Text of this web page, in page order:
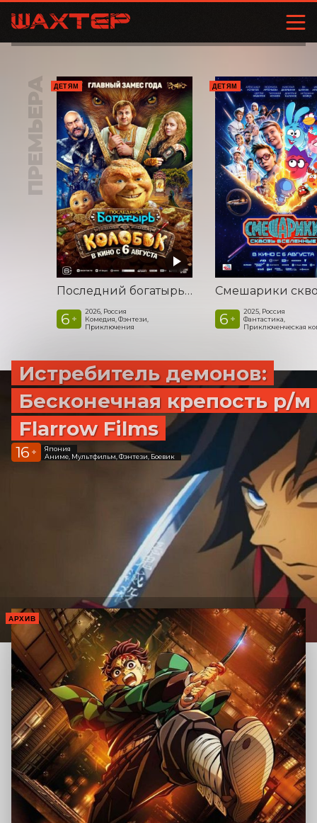
ПРЕМЬЕРА ДЕТЯМ
Последний богатырь. Колобок
6 +
2026, Россия
Комедия, Фэнтези,
Приключения
ДЕТЯМ
6 +
2025, Россия
Фантастика,
Приключенческая
Истребитель демонов:
Бесконечная крепость р/м
Flarrow Films
16 +
Япония
Аниме, Мультфильм, Фэнтези, Боевик
АРХИВ